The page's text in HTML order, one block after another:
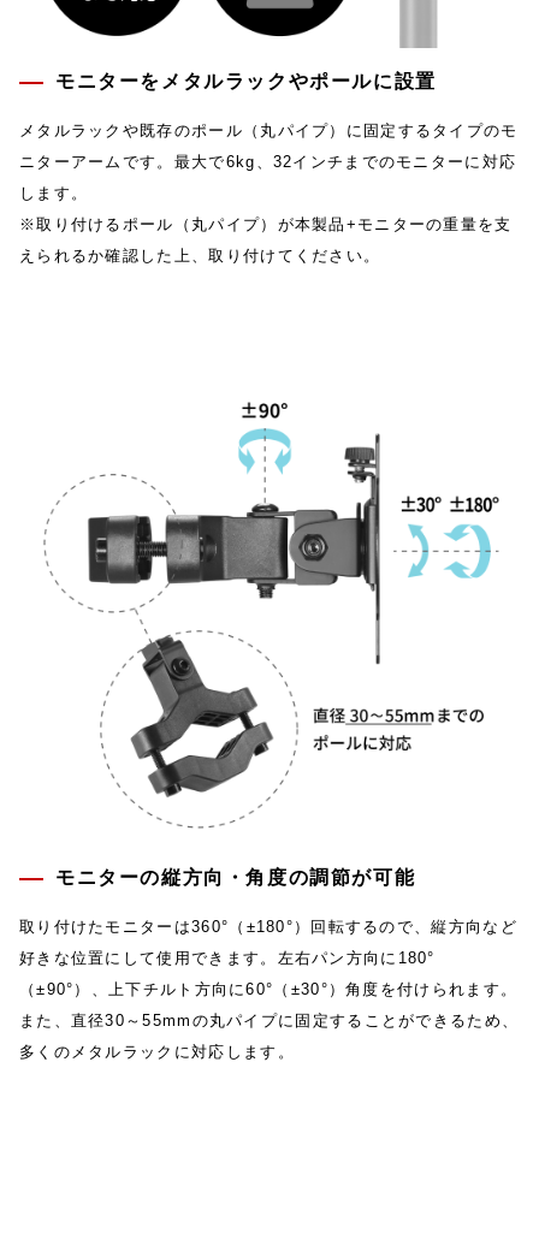
モニターをメタルラックやポールに設置
メタルラックや既存のポール（丸パイプ）に固定するタイプのモ
ニターアームです。最大で6kg、32インチまでのモニターに対応
します。
※取り付けるポール（丸パイプ）が本製品+モニターの重量を支
えられるか確認した上、取り付けてください。
モニターの縦方向・角度の調節が可能
取り付けたモニターは360°（±180°）回転するので、縦方向など
好きな位置にして使用できます。左右パン方向に180°
（±90°）、上下チルト方向に60°（±30°）角度を付けられます。
また、直径30～55mmの丸パイプに固定することができるため、
多くのメタルラックに対応します。